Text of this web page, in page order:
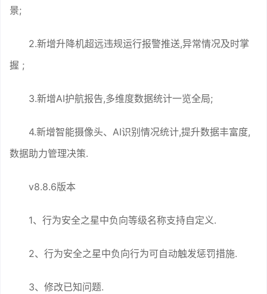
景;
2.新增升降机超远违规运行报警推送,异常情况及时掌
握 ;
3.新增AI护航报告,多维度数据统计一览全局;
4.新增智能摄像头、AI识别情况统计,提升数据丰富度,
数据助力管理决策.
v8.8.6版本
1、行为安全之星中负向等级名称支持自定义.
2、行为安全之星中负向行为可自动触发惩罚措施.
3、修改已知问题.